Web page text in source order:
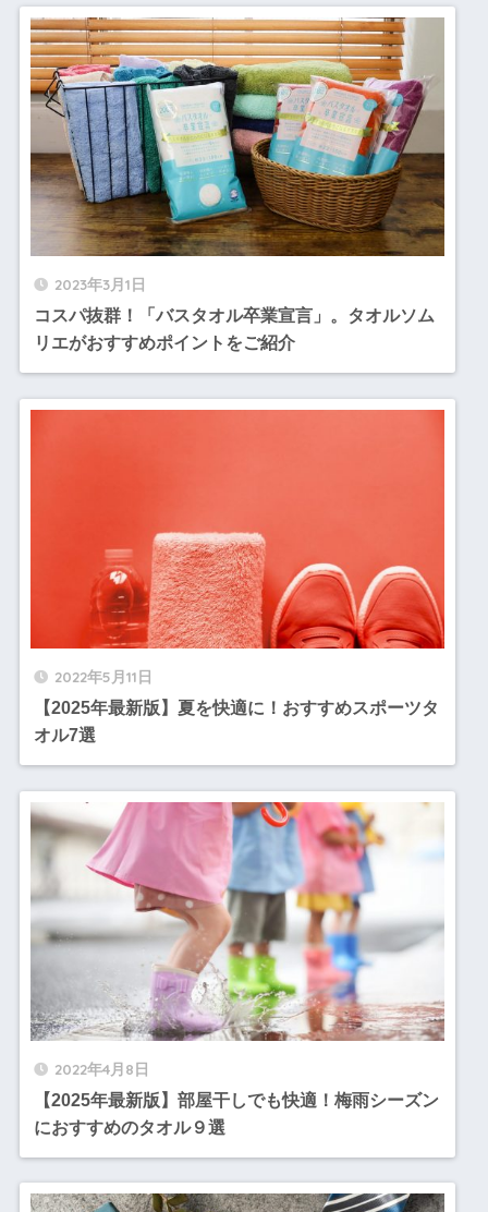
2023年3月1日
コスパ抜群！「バスタオル卒業宣言」。タオルソム
リエがおすすめポイントをご紹介
2022年5月11日
【2025年最新版】夏を快適に！おすすめスポーツタ
オル7選
2022年4月8日
【2025年最新版】部屋干しでも快適！梅雨シーズン
におすすめのタオル９選